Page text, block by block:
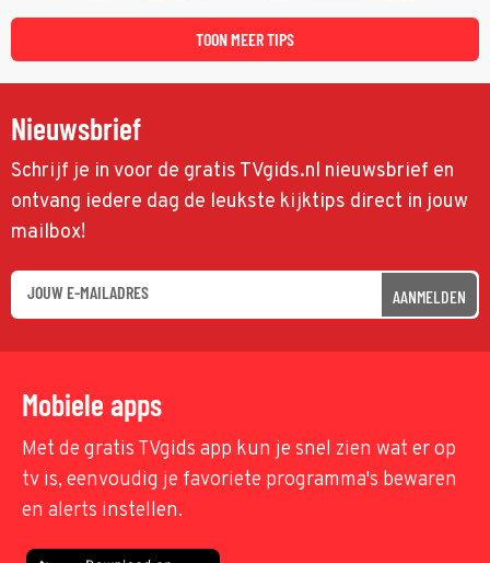
maffiatypes.
TOON MEER TIPS
Nieuwsbrief
Schrijf je in voor de gratis TVgids.nl nieuwsbrief en
ontvang iedere dag de leukste kijktips direct in jouw
mailbox!
AANMELDEN
Mobiele apps
Met de gratis TVgids app kun je snel zien wat er op
tv is, eenvoudig je favoriete programma's bewaren
en alerts instellen.